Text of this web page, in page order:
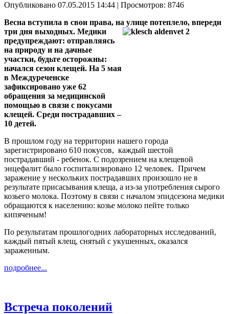
Опубликовано 07.05.2015 14:44 | Просмотров: 8746
Весна вступила в свои права, на улице потеплело, впереди
три дня выходных. Медики
предупреждают: отправляясь
на природу и на дачные
участки, будьте осторожны:
начался сезон клещей. На 5 мая
в Междуреченске
зафиксировано уже 62
обращения за медицинской
помощью в связи с покусами
клещей. Среди пострадавших –
10 детей.
В прошлом году на территории нашего города
зарегистрировано 610 покусов, каждый шестой
пострадавший - ребенок. С подозрением на клещевой
энцефалит было госпитализировано 12 человек. Причем
заражение у нескольких пострадавших произошло не в
результате присасывания клеща, а из-за употребления сырого
козьего молока. Поэтому в связи с началом эпидсезона медики
обращаются к населению: козье молоко пейте только
кипяченым!
По результатам прошлогодних лабораторных исследований,
каждый пятый клещ, снятый с укушенных, оказался
зараженным.
подробнее...
Встреча поколений